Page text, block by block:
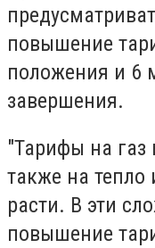
повышение
положения и 6
завершения.
"Тарифы на газ
также на тепло
расти. В эти
повышение